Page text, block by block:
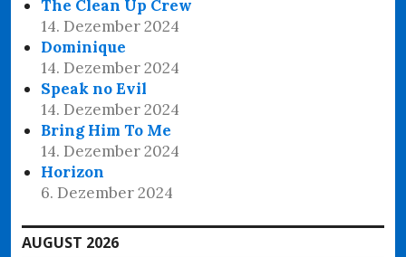
The Clean Up Crew
14. Dezember 2024
Dominique
14. Dezember 2024
Speak no Evil
14. Dezember 2024
Bring Him To Me
14. Dezember 2024
Horizon
6. Dezember 2024
AUGUST 2026